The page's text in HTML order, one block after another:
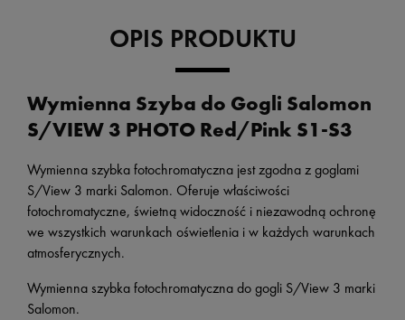
OPIS PRODUKTU
Wymienna Szyba do Gogli Salomon
S/VIEW 3 PHOTO Red/Pink S1-S3
Wymienna szybka fotochromatyczna jest zgodna z goglami
S/View 3 marki Salomon. Oferuje właściwości
fotochromatyczne, świetną widoczność i niezawodną ochronę
we wszystkich warunkach oświetlenia i w każdych warunkach
atmosferycznych.
Wymienna szybka fotochromatyczna do gogli S/View 3 marki
Salomon.